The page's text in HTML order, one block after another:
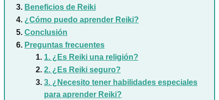
Beneficios de Reiki
¿Cómo puedo aprender Reiki?
Conclusión
Preguntas frecuentes
1. ¿Es Reiki una religión?
2. ¿Es Reiki seguro?
3. ¿Necesito tener habilidades especiales
para aprender Reiki?